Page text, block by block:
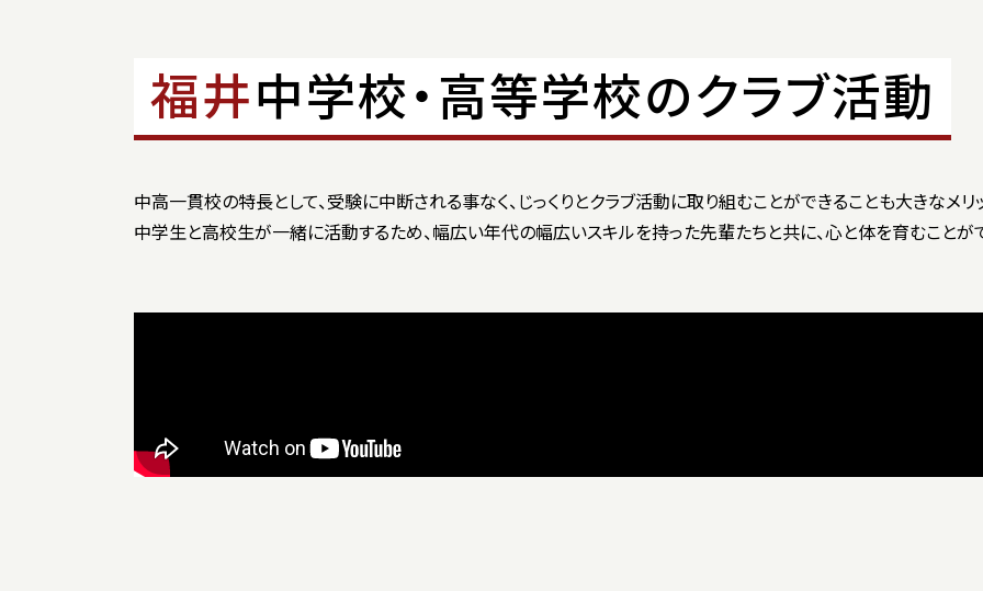
福井中学校・高等学校のクラブ活動
中⾼⼀貫校の特⻑として、受験に中断される事なく、じっくりとクラブ活動に取り組むことができることも⼤きなメリ
中学⽣と⾼校⽣が⼀緒に活動するため、幅広い年代の幅広いスキルを持った先輩たちと共に、⼼と体を育むことが